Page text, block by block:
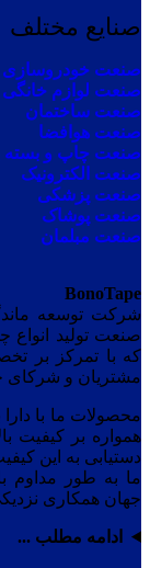
صنایع مختلف
صنعت خودروسازی
صنعت لوازم خانگی
صنعت ساختمان
صنعت هوافضا
صنعت چاپ و بسته
صنعت الکترونیک
صنعت پزشکی
صنعت پوشاک
صنعت مبلمان
BonoTape
که با تمرکز بر
مشتریان و شرکای
همواره بر کیفیت
دستیابی به این
ما به طور مداوم
جهان همکاری
ادامه مطلب ...